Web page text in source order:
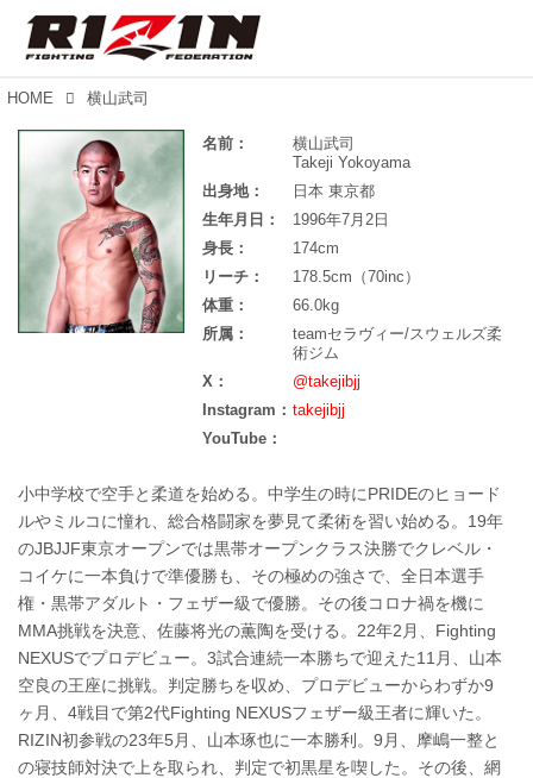
HOME 横山武司
名前：
横山武司
Takeji Yokoyama
出身地：
日本 東京都
生年月日：
1996年7月2日
身長：
174cm
リーチ：
178.5cm（70inc）
体重：
66.0kg
所属：
teamセラヴィー/スウェルズ柔
術ジム
X：
@takejibjj
Instagram： takejibjj
YouTube：
小中学校で空手と柔道を始める。中学生の時にPRIDEのヒョード
ルやミルコに憧れ、総合格闘家を夢見て柔術を習い始める。19年
のJBJJF東京オープンでは黒帯オープンクラス決勝でクレベル・
コイケに一本負けで準優勝も、その極めの強さで、全日本選手
権・黒帯アダルト・フェザー級で優勝。その後コロナ禍を機に
MMA挑戦を決意、佐藤将光の薫陶を受ける。22年2月、Fighting
NEXUSでプロデビュー。3試合連続一本勝ちで迎えた11月、山本
空良の王座に挑戦。判定勝ちを収め、プロデビューからわずか9
ヶ月、4戦目で第2代Fighting NEXUSフェザー級王者に輝いた。
RIZIN初参戦の23年5月、山本琢也に一本勝利。9月、摩嶋一整と
の寝技師対決で上を取られ、判定で初黒星を喫した。その後、網